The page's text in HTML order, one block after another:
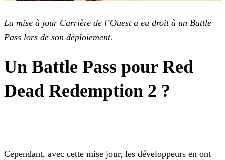
La mise à jour Carrière de l’Ouest a eu droit à un Battle
Pass lors de son déploiement.
Un Battle Pass pour Red
Dead Redemption 2 ?
Cependant, avec cette mise jour, les développeurs en ont